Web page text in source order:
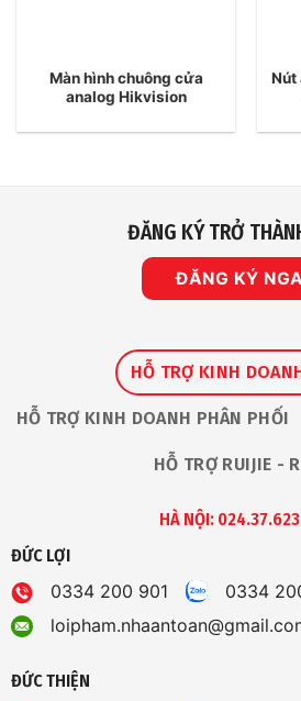
Màn hình chuông cửa
analog Hikvision
Nút
ĐĂNG KÝ TRỞ
ĐĂNG KÝ
HỖ TRỢ KINH
HỖ TRỢ KINH DOANH PHÂN PHỐI
HỖ TRỢ RUIJIE -
HÀ NỘI:
ĐỨC LỢI
0334 200 901
0334
ĐỨC THIỆN